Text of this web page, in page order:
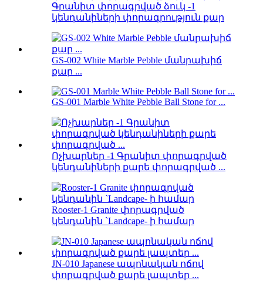
Գրանիտ փորագրված ձուկ -1
կենդանիների փորագրություն քար
GS-002 White Marble Pebble մանրախիճ
քար ...
GS-001 Marble White Pebble Ball Stone for ...
Ոչխարներ -1 Գրանիտ փորագրված
կենդանիների քարե փորագրված ...
Rooster-1 Granite փորագրված
կենդանին `Landcape- ի համար
JN-010 Japanese ապոնական ոճով
փորագրված քարե լապտեր ...